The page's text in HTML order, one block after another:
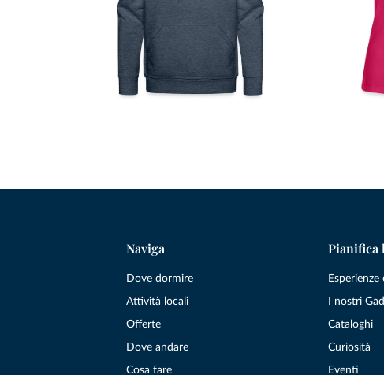
Naviga
Dove dormire
Attività locali
Offerte
Dove andare
Cosa fare
Pianifica
I nostri
Cataloghi
Curiosità
Eventi